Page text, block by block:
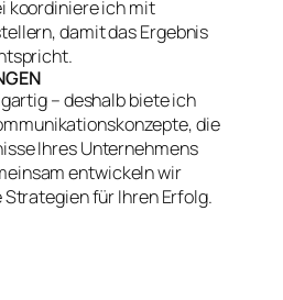
koordiniere ich mit
damit das Ergebnis
– deshalb biete ich
die
Ihres Unternehmens
entwickeln wir
für Ihren Erfolg.